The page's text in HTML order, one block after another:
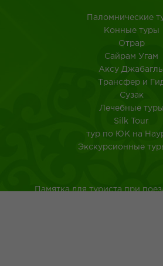
Паломнические
Конные туры
Отрар
Сайрам Угам
Аксу
Трансфер и
Сузак
Лечебные туры
Silk Tour
тур по ЮК на
Экскурсионные
Памятка для туриста при